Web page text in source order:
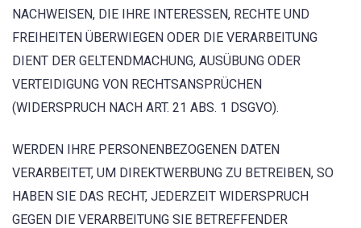
NACHWEISEN, DIE IHRE INTERESSEN, RECHTE UND
FREIHEITEN ÜBERWIEGEN ODER DIE VERARBEITUNG
DIENT DER GELTENDMACHUNG, AUSÜBUNG ODER
VERTEIDIGUNG VON RECHTSANSPRÜCHEN
(WIDERSPRUCH NACH ART. 21 ABS. 1 DSGVO).
WERDEN IHRE PERSONENBEZOGENEN DATEN
VERARBEITET, UM DIREKTWERBUNG ZU BETREIBEN, SO
HABEN SIE DAS RECHT, JEDERZEIT WIDERSPRUCH
GEGEN DIE VERARBEITUNG SIE BETREFFENDER